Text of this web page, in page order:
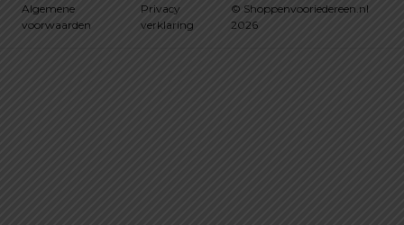
Algemene
voorwaarden
Privacy
verklaring
© Shoppenvooriedereen.nl
2026